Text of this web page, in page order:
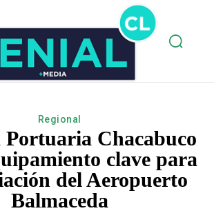
Regional
Portuaria Chacabuco
clave para
del Aeropuerto
Balmaceda